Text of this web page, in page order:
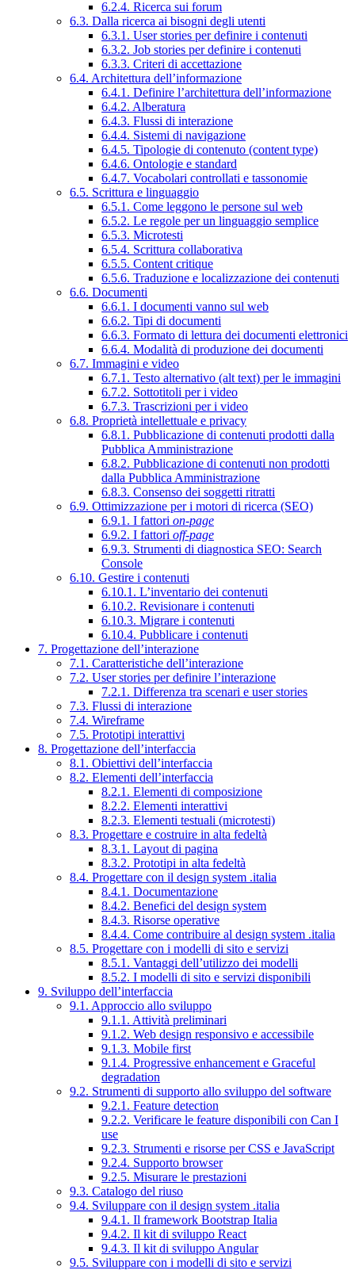
6.2.4. Ricerca sui forum
6.3. Dalla ricerca ai bisogni degli utenti
6.3.1. User stories per definire i contenuti
6.3.2. Job stories per definire i contenuti
6.3.3. Criteri di accettazione
6.4. Architettura dell’informazione
6.4.1. Definire l’architettura dell’informazione
6.4.2. Alberatura
6.4.3. Flussi di interazione
6.4.4. Sistemi di navigazione
6.4.5. Tipologie di contenuto (content type)
6.4.6. Ontologie e standard
6.4.7. Vocabolari controllati e tassonomie
6.5. Scrittura e linguaggio
6.5.1. Come leggono le persone sul web
6.5.2. Le regole per un linguaggio semplice
6.5.3. Microtesti
6.5.4. Scrittura collaborativa
6.5.5. Content critique
6.5.6. Traduzione e localizzazione dei contenuti
6.6. Documenti
6.6.1. I documenti vanno sul web
6.6.2. Tipi di documenti
6.6.3. Formato di lettura dei documenti elettronici
6.6.4. Modalità di produzione dei documenti
6.7. Immagini e video
6.7.1. Testo alternativo (alt text) per le immagini
6.7.2. Sottotitoli per i video
6.7.3. Trascrizioni per i video
6.8. Proprietà intellettuale e privacy
6.8.1. Pubblicazione di contenuti prodotti dalla
Pubblica Amministrazione
6.8.2. Pubblicazione di contenuti non prodotti
dalla Pubblica Amministrazione
6.8.3. Consenso dei soggetti ritratti
6.9. Ottimizzazione per i motori di ricerca (SEO)
6.9.1. I fattori on-page
6.9.2. I fattori off-page
6.9.3. Strumenti di diagnostica SEO: Search
Console
6.10. Gestire i contenuti
6.10.1. L’inventario dei contenuti
6.10.2. Revisionare i contenuti
6.10.3. Migrare i contenuti
6.10.4. Pubblicare i contenuti
7. Progettazione dell’interazione
7.1. Caratteristiche dell’interazione
7.2. User stories per definire l’interazione
7.2.1. Differenza tra scenari e user stories
7.3. Flussi di interazione
7.4. Wireframe
7.5. Prototipi interattivi
8. Progettazione dell’interfaccia
8.1. Obiettivi dell’interfaccia
8.2. Elementi dell’interfaccia
8.2.1. Elementi di composizione
8.2.2. Elementi interattivi
8.2.3. Elementi testuali (microtesti)
8.3. Progettare e costruire in alta fedeltà
8.3.1. Layout di pagina
8.3.2. Prototipi in alta fedeltà
8.4. Progettare con il design system .italia
8.4.1. Documentazione
8.4.2. Benefici del design system
8.4.3. Risorse operative
8.4.4. Come contribuire al design system .italia
8.5. Progettare con i modelli di sito e servizi
8.5.1. Vantaggi dell’utilizzo dei modelli
8.5.2. I modelli di sito e servizi disponibili
9. Sviluppo dell’interfaccia
9.1. Approccio allo sviluppo
9.1.1. Attività preliminari
9.1.2. Web design responsivo e accessibile
9.1.3. Mobile first
9.1.4. Progressive enhancement e Graceful
degradation
9.2. Strumenti di supporto allo sviluppo del software
9.2.1. Feature detection
9.2.2. Verificare le feature disponibili con Can I
use
9.2.3. Strumenti e risorse per CSS e JavaScript
9.2.4. Supporto browser
9.2.5. Misurare le prestazioni
9.3. Catalogo del riuso
9.4. Sviluppare con il design system .italia
9.4.1. Il framework Bootstrap Italia
9.4.2. Il kit di sviluppo React
9.4.3. Il kit di sviluppo Angular
9.5. Sviluppare con i modelli di sito e servizi